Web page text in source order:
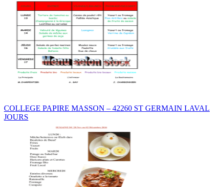
COLLEGE PAPIRE MASSON – 42260 ST GERMAIN LAVAL
JOURS